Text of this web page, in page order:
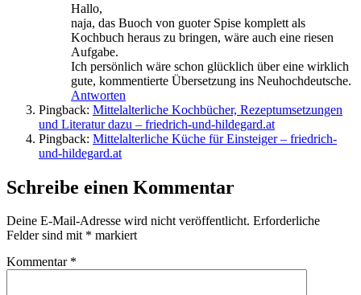
Hallo,
naja, das Buoch von guoter Spise komplett als
Kochbuch heraus zu bringen, wäre auch eine riesen
Aufgabe.
Ich persönlich wäre schon glücklich über eine wirklich
gute, kommentierte Übersetzung ins Neuhochdeutsche.
Antworten
Pingback: Mittelalterliche Kochbücher, Rezeptumsetzungen
und Literatur dazu – friedrich-und-hildegard.at
Pingback: Mittelalterliche Küche für Einsteiger – friedrich-
und-hildegard.at
Schreibe einen Kommentar
Deine E-Mail-Adresse wird nicht veröffentlicht. Erforderliche
Felder sind mit * markiert
Kommentar *